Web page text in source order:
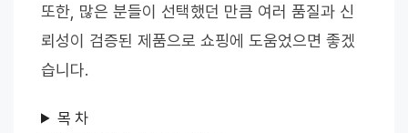
또한, 많은 분들이 선택했던 만큼 여러 품질과 신
뢰성이 검증된 제품으로 쇼핑에 도움었으면 좋겠
습니다.
목 차